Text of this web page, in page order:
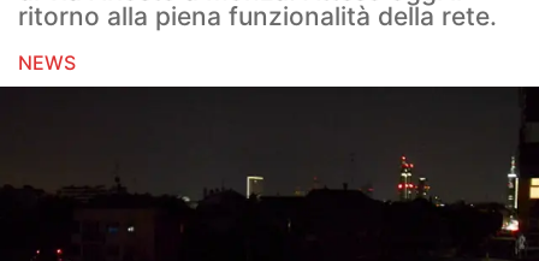
Calcio
Motori
Altri sport
ritorno alla piena funzionalità della rete.
NEWS